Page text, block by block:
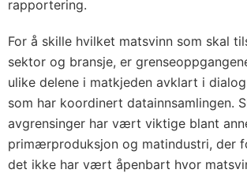
rapportering.
For å skille hvilket matsvinn som skal
sektor og bransje, er
ulike delene i matkjeden avklart i
som har koordinert datainnsamlingen.
avgrensinger har vært viktige blant
primærproduksjon og matindustri, der
det ikke har vært åpenbart hvor